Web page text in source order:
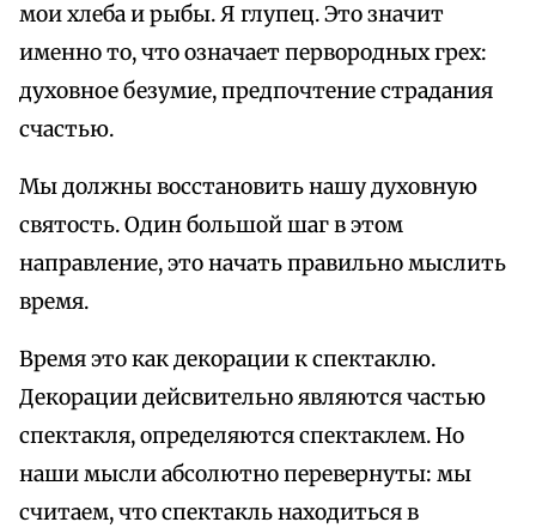
мои хлеба и рыбы. Я глупец. Это значит
именно то, что означает первородных грех:
духовное безумие, предпочтение страдания
счастью.
Мы должны восстановить нашу духовную
святость. Один большой шаг в этом
направление, это начать правильно мыслить
время.
Время это как декорации к спектаклю.
Декорации дейсвительно являются частью
спектакля, определяются спектаклем. Но
наши мысли абсолютно перевернуты: мы
считаем, что спектакль находиться в